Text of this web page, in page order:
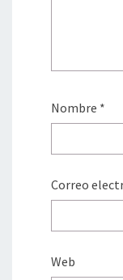
Nombre *
Correo
Web